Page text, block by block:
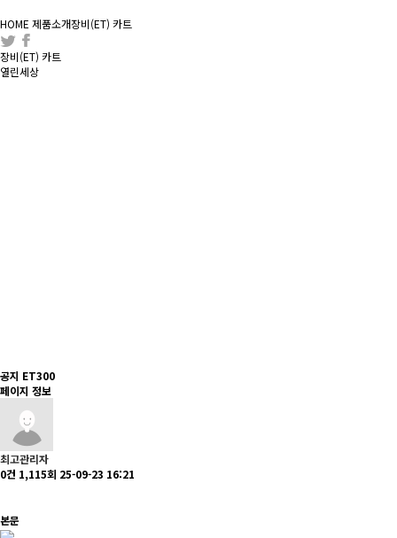
HOME 제품소개장비(ET) 카트
장비(ET) 카트
열린세상
공지 ET300
페이지 정보
최고관리자
0건 1,115회 25-09-23 16:21
본문